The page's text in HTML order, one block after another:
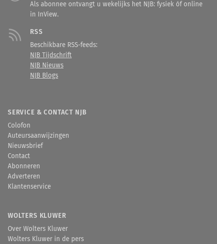
Als abonnee ontvangt u wekelijks het NJB: fysiek óf online
in InView.
RSS
Beschikbare RSS-feeds:
NJB Tijdschrift
NJB Nieuws
NJB Blogs
SERVICE & CONTACT NJB
Colofon
Auteursaanwijzingen
Nieuwsbrief
Contact
Abonneren
Adverteren
Klantenservice
WOLTERS KLUWER
Over Wolters Kluwer
Wolters Kluwer in de pers